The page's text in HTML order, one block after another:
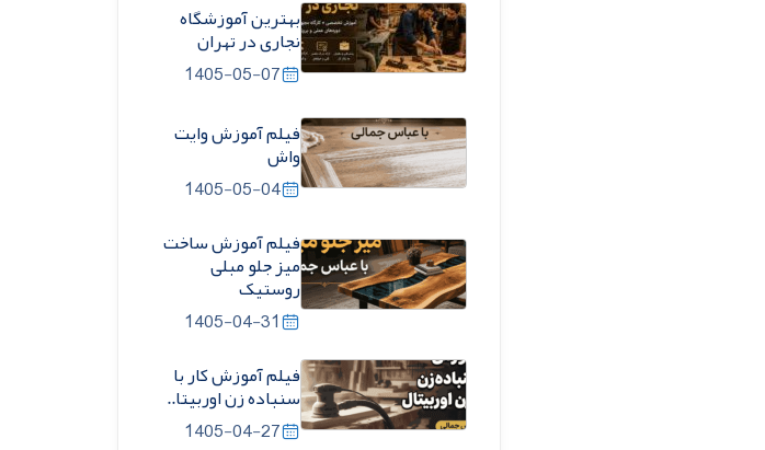
بهترین آموزشگاه
نجاری در تهران
1405-05-07
فیلم آموزش وایت
واش
1405-05-04
فیلم آموزش ساخت
میز جلو مبلی
روستیک
1405-04-31
فیلم آموزش کار با
سنباده زن اوربیتا..
1405-04-27